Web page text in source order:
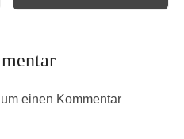
einen Kommentar